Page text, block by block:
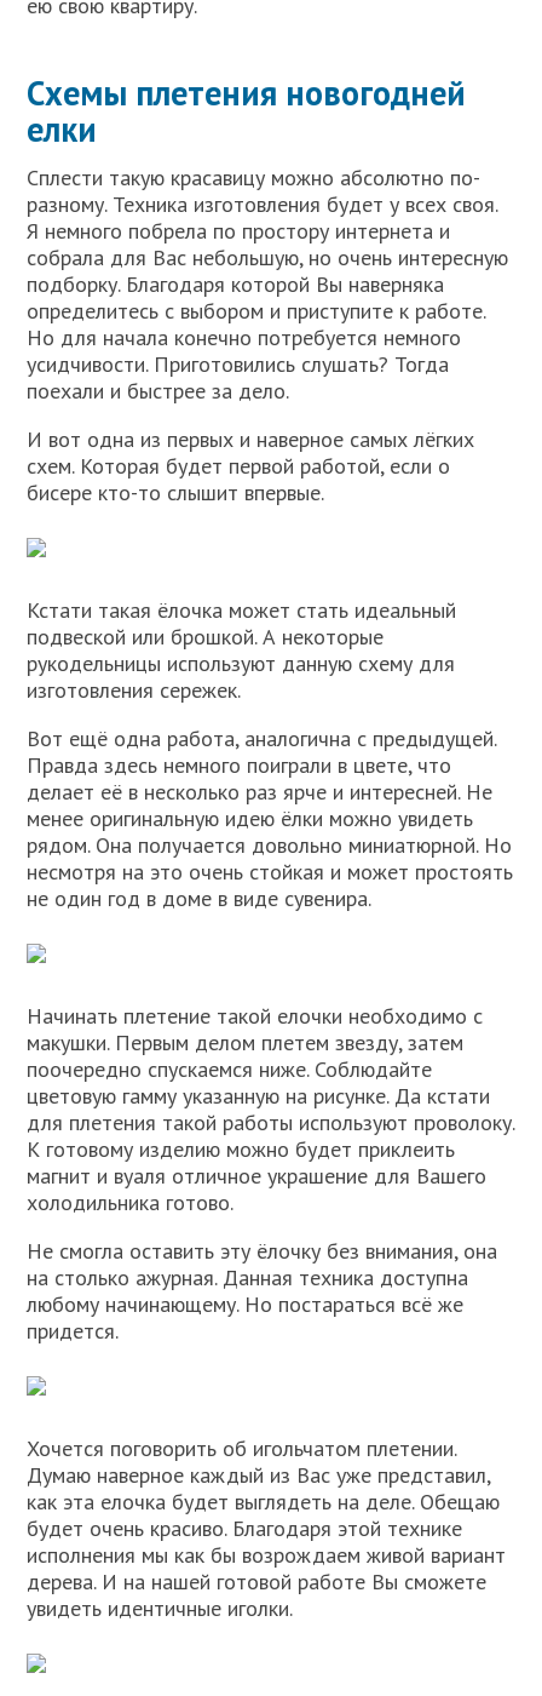
ею свою квартиру.
Схемы плетения новогодней
елки
Сплести такую красавицу можно абсолютно по-
разному. Техника изготовления будет у всех своя.
Я немного побрела по простору интернета и
собрала для Вас небольшую, но очень интересную
подборку. Благодаря которой Вы наверняка
определитесь с выбором и приступите к работе.
Но для начала конечно потребуется немного
усидчивости. Приготовились слушать? Тогда
поехали и быстрее за дело.
И вот одна из первых и наверное самых лёгких
схем. Которая будет первой работой, если о
бисере кто-то слышит впервые.
Кстати такая ёлочка может стать идеальный
подвеской или брошкой. А некоторые
рукодельницы используют данную схему для
изготовления сережек.
Вот ещё одна работа, аналогична с предыдущей.
Правда здесь немного поиграли в цвете, что
делает её в несколько раз ярче и интересней. Не
менее оригинальную идею ёлки можно увидеть
рядом. Она получается довольно миниатюрной. Но
несмотря на это очень стойкая и может простоять
не один год в доме в виде сувенира.
Начинать плетение такой елочки необходимо с
макушки. Первым делом плетем звезду, затем
поочередно спускаемся ниже. Соблюдайте
цветовую гамму указанную на рисунке. Да кстати
для плетения такой работы используют проволоку.
К готовому изделию можно будет приклеить
магнит и вуаля отличное украшение для Вашего
холодильника готово.
Не смогла оставить эту ёлочку без внимания, она
на столько ажурная. Данная техника доступна
любому начинающему. Но постараться всё же
придется.
Хочется поговорить об игольчатом плетении.
Думаю наверное каждый из Вас уже представил,
как эта елочка будет выглядеть на деле. Обещаю
будет очень красиво. Благодаря этой технике
исполнения мы как бы возрождаем живой вариант
дерева. И на нашей готовой работе Вы сможете
увидеть идентичные иголки.